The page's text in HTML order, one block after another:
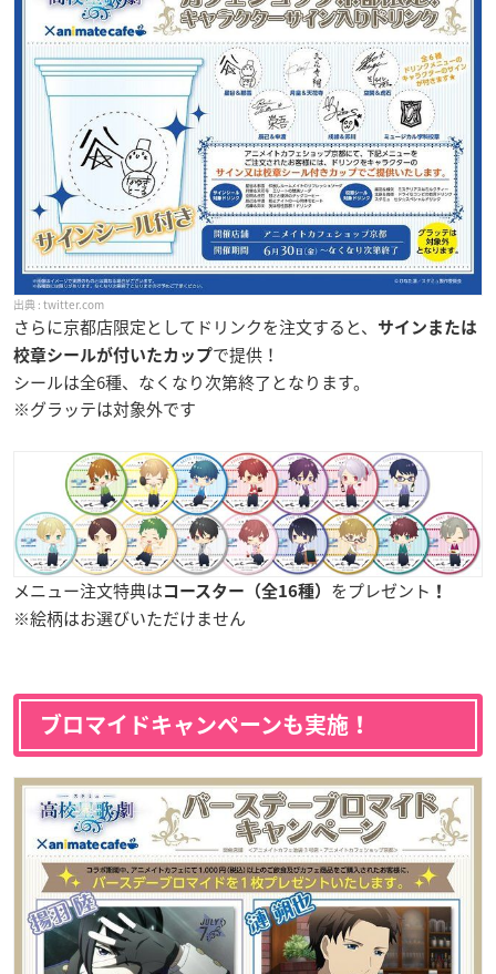
twitter.com
さらに京都店限定としてドリンクを注文すると、
サインまたは
校章シールが付いたカップで提供！
シールは全6種、なくなり次第終了となります。
※グラッテは対象外です
メニュー注文特典は コースター（全16種） をプレゼント ！
※絵柄はお選びいただけません
ブロマイドキャンペーンも実施！